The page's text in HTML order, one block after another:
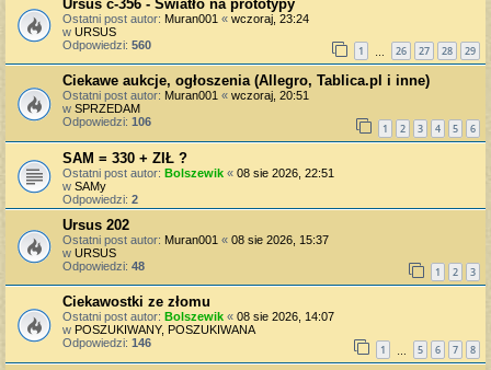
Ursus c-356 - Światło na prototypy
Ostatni post autor: Muran001 « wczoraj, 23:24
w URSUS
Odpowiedzi: 560 1 26 27 28 29
Ciekawe aukcje, ogłoszenia (Allegro, Tablica.pl i inne)
Ostatni post autor: Muran001 « wczoraj, 20:51
w SPRZEDAM
Odpowiedzi: 106 1 2 3 4 5 6
SAM = 330 + ZIŁ ?
Ostatni post autor: Bolszewik « 08 sie 2026, 22:51
w SAMy
Odpowiedzi: 2
Ursus 202
Ostatni post autor: Muran001 « 08 sie 2026, 15:37
w URSUS
Odpowiedzi: 48 1 2 3
Ciekawostki ze złomu
Ostatni post autor: Bolszewik « 08 sie 2026, 14:07
w POSZUKIWANY, POSZUKIWANA
Odpowiedzi: 146 1 5 6 7 8